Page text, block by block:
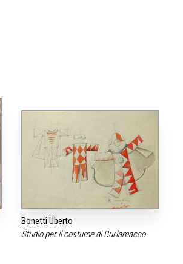
Bonetti Uberto
Studio per il costume di Burlamacco